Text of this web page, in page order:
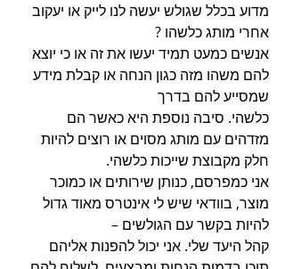
מדוע בכלל שגולש יעשה לנו לייק או יעקוב
אחרי מותג כלשהו ?
אנשים כמעט תמיד יעשו את זה או כי יוצא
להם משהו מזה כגון הנחה או קבלת מידע
שמסייע להם בדרך
כלשהי. סיבה נוספת היא כאשר הם
מזדהים עם מותג מסוים או רוצים להיות
חלק מקבוצת שייכות כלשהי.
אני כמפרסם, כנותן שירותים או כמוכר
מוצר, בוודאי שיש לי אינטרס מאוד גדול
להיות בקשר עם הגולשים –
קהל היעד שלי. אני יכול להפנות אליהם